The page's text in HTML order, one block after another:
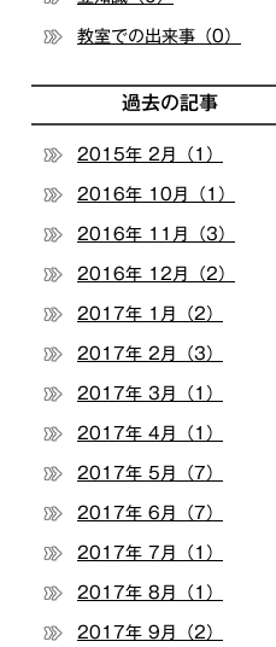
教室での出来事（0）
過去の記事
2015年 2月（1）
2016年 10月（1）
2016年 11月（3）
2016年 12月（2）
2017年 1月（2）
2017年 2月（3）
2017年 3月（1）
2017年 4月（1）
2017年 5月（7）
2017年 6月（7）
2017年 7月（1）
2017年 8月（1）
2017年 9月（2）